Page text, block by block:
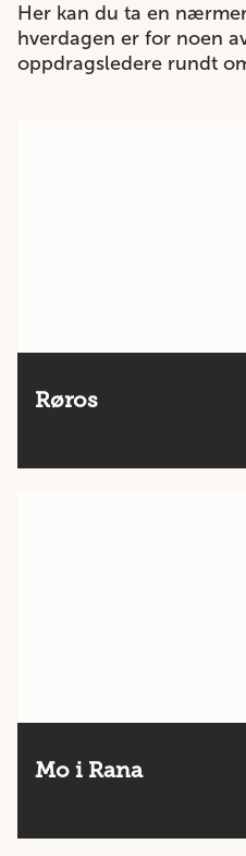
Her kan du ta en
hverdagen er for noen
oppdragsledere rundt
Røros
Mo i Rana